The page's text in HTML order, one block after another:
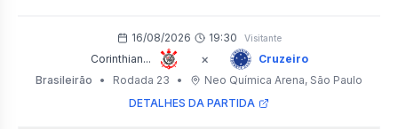
16/08/2026 19:30 Visitante
Corinthian... ×
Cruzeiro
Brasileirão
• Rodada 23 • Neo Química Arena, São Paulo
DETALHES DA PARTIDA